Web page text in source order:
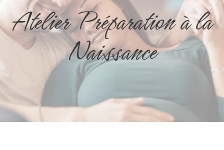
Atelier Préparation à la
Naissance